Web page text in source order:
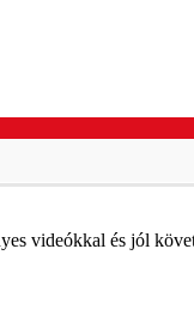
videókkal és jól